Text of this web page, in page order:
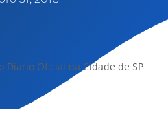
Oficial da Cidade de SP